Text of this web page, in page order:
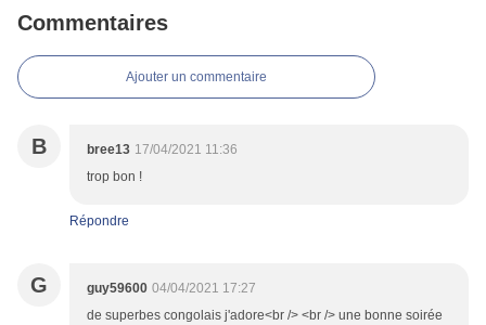
Commentaires
Ajouter un commentaire
B bree13 17/04/2021 11:36
trop bon !
Répondre
G guy59600 04/04/2021 17:27
de superbes congolais j'adore<br /> <br /> une bonne soirée